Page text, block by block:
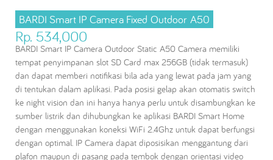
BARDI Smart IP Camera Fixed Outdoor A50
Rp. 534,000
BARDI Smart IP Camera Outdoor Static A50 Camera memiliki
tempat penyimpanan slot SD Card max 256GB (tidak termasuk)
dan dapat memberi notifikasi bila ada yang lewat pada jam yang
di tentukan dalam aplikasi. Pada posisi gelap akan otomatis switch
ke night vision dan ini hanya hanya perlu untuk disambungkan ke
sumber listrik dan dihubungkan ke aplikasi BARDI Smart Home
dengan menggunakan koneksi WiFi 2.4Ghz untuk dapat berfungsi
dengan optimal. IP Camera dapat diposisikan menggantung dari
plafon maupun di pasang pada tembok dengan orientasi video